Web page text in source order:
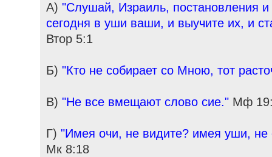
А)"Слушай, Израиль, постановления и
сегодня в уши ваши, и выучите их, и
Втор 5:1
Б)"Кто не собирает со Мною, тот
В)"Не все вмещают слово сие." Мф
Г)"Имея очи, не видите? имея уши,
Мк 8:18